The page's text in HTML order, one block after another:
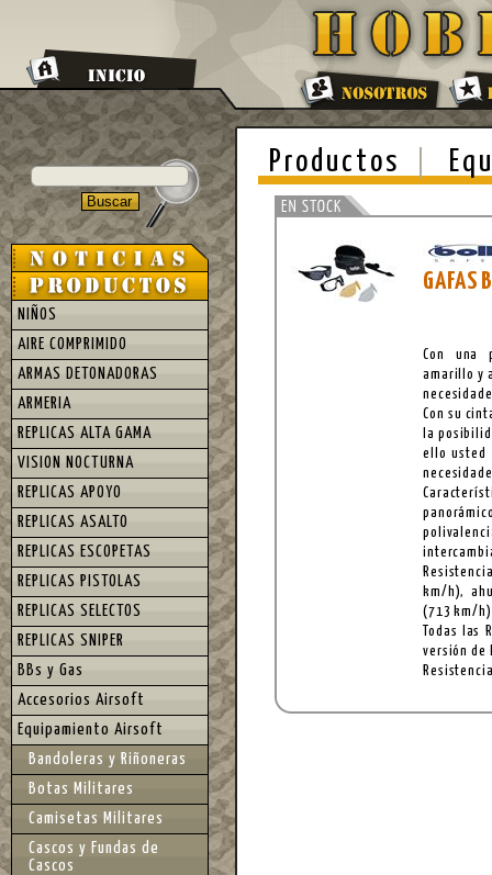
Productos
GAFAS
Con una
amarillo y
Con su
la
ello usted
km/h),
(713 km/
Todas las
versión de
NIÑOS
AIRE COMPRIMIDO
ARMAS DETONADORAS
ARMERIA
REPLICAS ALTA GAMA
VISION NOCTURNA
REPLICAS APOYO
REPLICAS ASALTO
REPLICAS ESCOPETAS
REPLICAS PISTOLAS
REPLICAS SELECTOS
REPLICAS SNIPER
BBs y Gas
Accesorios Airsoft
Equipamiento Airsoft
Bandoleras y Riñoneras
Botas Militares
Camisetas Militares
Cascos y Fundas de
Cascos